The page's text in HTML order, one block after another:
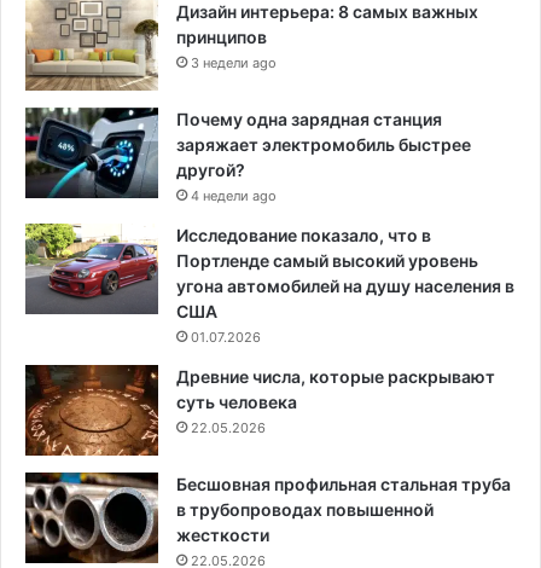
Дизайн интерьера: 8 самых важных
принципов
3 недели ago
Почему одна зарядная станция
заряжает электромобиль быстрее
другой?
4 недели ago
Исследование показало, что в
Портленде самый высокий уровень
угона автомобилей на душу населения в
США
01.07.2026
Древние числа, которые раскрывают
суть человека
22.05.2026
Бесшовная профильная стальная труба
в трубопроводах повышенной
жесткости
22.05.2026